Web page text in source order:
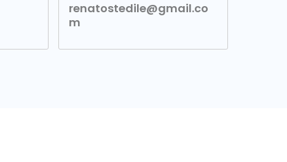
renatostedile@gmail.co
m